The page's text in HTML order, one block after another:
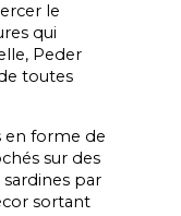
le
qui
Peder
toutes
en forme de
sur des
par
sortant